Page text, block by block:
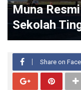
Muna
Sekolah
Share on